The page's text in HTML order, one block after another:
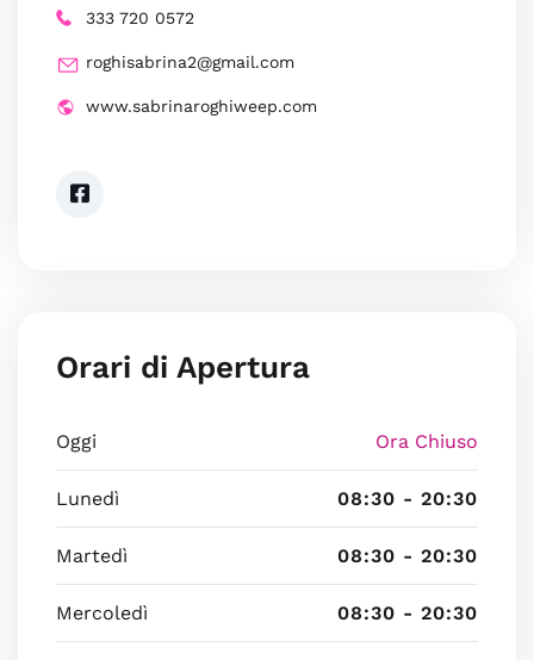
333 720 0572
roghisabrina2@gmail.com
www.sabrinaroghiweep.com
Orari di Apertura
Oggi Ora Chiuso
Lunedì 08:30 - 20:30
Martedì 08:30 - 20:30
Mercoledì 08:30 - 20:30